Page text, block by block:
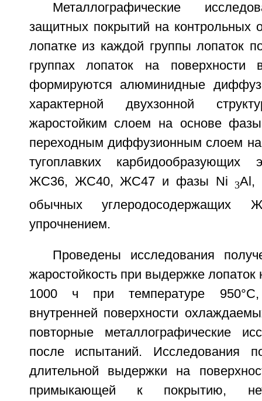
Металлографические
защитных покрытий на контрольных
лопатке из каждой группы лопаток
группах лопаток на поверхности
формируются алюминидные
характерной двухзонной
жаростойким слоем на основе
переходным диффузионным слоем на
тугоплавких карбидообразующих
ЖС36, ЖС40, ЖС47 и фазы Ni 3Al,
обычных
упрочнением.
Проведены исследования
жаростойкость при выдержке лопаток
1000 ч при температуре 950°С,
внутренней поверхности
повторные металлографические
после испытаний. Исследования
длительной выдержки на
примыкающей к покрытию,